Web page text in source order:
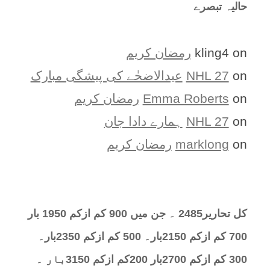
حالیہ تبصرے
kling4 on
رمضان کریم
NHL 27 on
عیدالاضحٰے کی پیشگی مبارک
Emma Roberts on
رمضان کریم
NHL 27 on
ہمارے دادا جان
marklong on رمضان کریم
کل تحارير2485 ۔ جن میں 900 کم ازکم 1950 بار
700 کم ازکم 2150بار۔ 500 کم ازکم 2350بار۔
300 کم ازکم 2700بار 200کم ازکم 3150بار ۔